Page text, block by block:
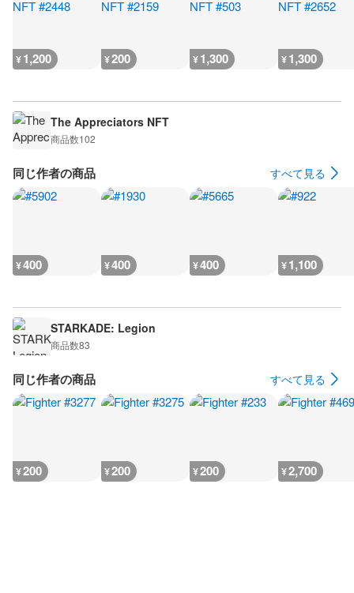
¥1,200 ¥200 ¥1,300 ¥1,300
The Appreciators NFT
商品数102
同じ作者の商品 すべて見る
¥400 ¥400 ¥400 ¥1,100
STARKADE: Legion
商品数83
同じ作者の商品 すべて見る
¥200 ¥200 ¥200 ¥2,700